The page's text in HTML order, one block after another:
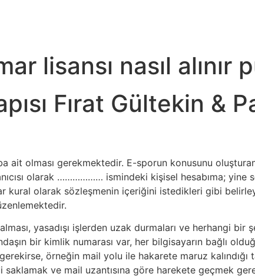
lisansı nasıl alınır
Fırat Gültekin &
ait olması gerekmektedir. E-sporun konusunu
olarak ……………… ismindeki kişisel hesabıma; yine
olarak sözleşmenin içeriğini istedikleri gibi
yasadışı işlerden uzak durmaları ve herhangi bir
bir kimlik numarası var, her bilgisayarın bağlı
örneğin mail yolu ile hakarete maruz
ve mail uzantısına göre harekete geçmek